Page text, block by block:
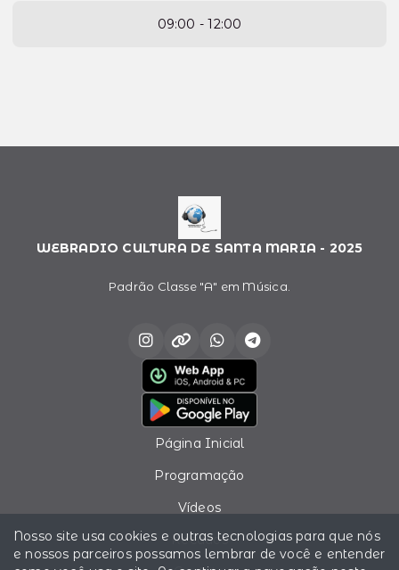
09:00 - 12:00
WEBRADIO CULTURA DE SANTA MARIA - 2025
Padrão Classe "A" em Música.
Página Inicial
Programação
Vídeos
Recados
Nosso site usa cookies e outras tecnologias para que nós
e nossos parceiros possamos lembrar de você e entender